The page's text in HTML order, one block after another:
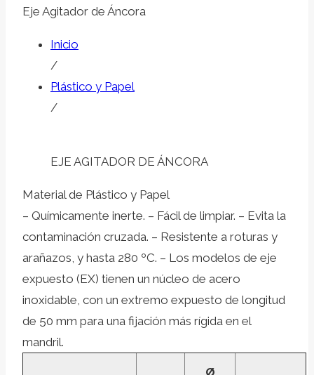
Eje Agitador de Áncora
Inicio
/
Plástico y Papel
/
EJE AGITADOR DE ÁNCORA
Material de Plástico y Papel
– Químicamente inerte. – Fácil de limpiar. – Evita la
contaminación cruzada. – Resistente a roturas y
arañazos, y hasta 280 ºC. – Los modelos de eje
expuesto (EX) tienen un núcleo de acero
inoxidable, con un extremo expuesto de longitud
de 50 mm para una fijación más rígida en el
mandril.